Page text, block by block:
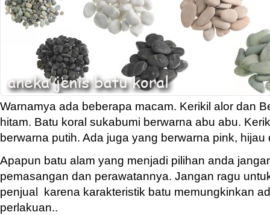
Warnamya ada beberapa macam. Kerikil alor dan
hitam. Batu koral sukabumi berwarna abu abu.
berwarna putih. Ada juga yang berwarna pink, hijau
Apapun batu alam yang menjadi pilihan anda
pemasangan dan perawatannya. Jangan ragu
penjual karena karakteristik batu memungkinkan
perlakuan..